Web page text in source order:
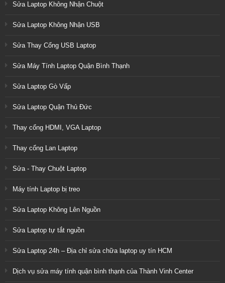
Sửa Laptop Không Nhận Chuột
Sửa Laptop Không Nhận USB
Sửa Thay Cổng USB Laptop
Sửa Máy Tính Laptop Quận Bình Thạnh
Sửa Laptop Gò Vấp
Sửa Laptop Quận Thủ Đức
Thay cổng HDMI, VGA Laptop
Thay cổng Lan Laptop
Sửa - Thay Chuột Laptop
Máy tính Laptop bị treo
Sửa Laptop Không Lên Nguồn
Sửa Laptop tự tắt nguồn
Sửa Laptop 24h – Địa chỉ sửa chữa laptop uy tín HCM
Dịch vụ sửa máy tính quận bình thạnh của Thành Vinh Center